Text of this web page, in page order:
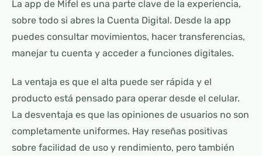
La app de Mifel es una parte clave de la experiencia,
sobre todo si abres la Cuenta Digital. Desde la app
puedes consultar movimientos, hacer transferencias,
manejar tu cuenta y acceder a funciones digitales.
La ventaja es que el alta puede ser rápida y el
producto está pensado para operar desde el celular.
La desventaja es que las opiniones de usuarios no son
completamente uniformes. Hay reseñas positivas
sobre facilidad de uso y rendimiento, pero también